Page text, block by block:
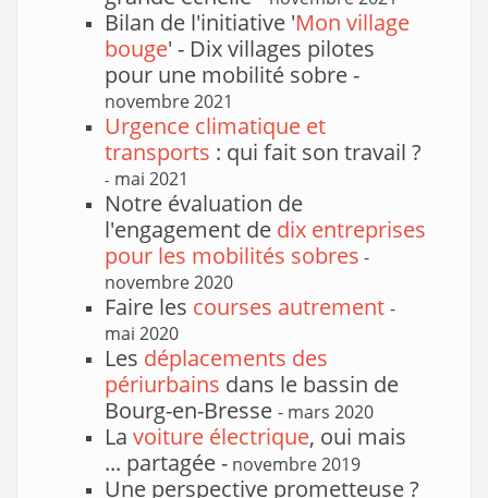
Bilan de l'initiative 'Mon village
bouge' - Dix villages pilotes
pour une mobilité sobre -
novembre 2021
Urgence climatique et
transports : qui fait son travail ?
- mai 2021
Notre évaluation de
l'engagement de dix entreprises
pour les mobilités sobres -
novembre 2020
Faire les courses autrement -
mai 2020
Les déplacements des
périurbains dans le bassin de
Bourg-en-Bresse - mars 2020
La voiture électrique, oui mais
... partagée - novembre 2019
Une perspective prometteuse ?